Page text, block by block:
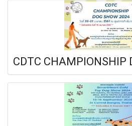
CDTC CHAMPIONSHIP